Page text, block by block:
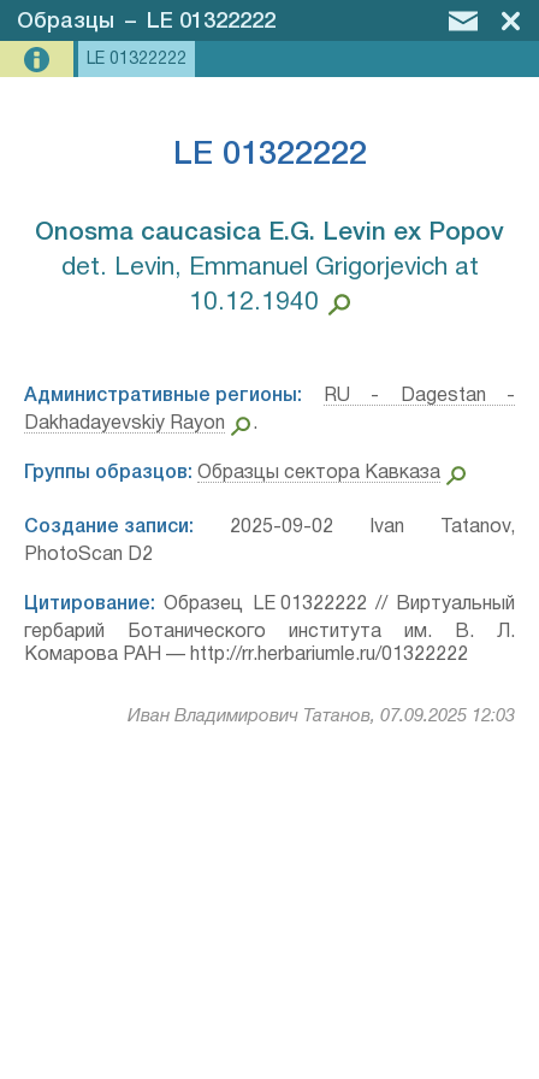
Образцы – LE 01322222
LE 01322222
LE 01322222
Onosma caucasica E.G. Levin ex Popov⁣
det. Levin, Emmanuel Grigorjevich at
10.12.1940
Административные регионы:
RU - Dagestan -
Dakhadayevskiy Rayon
.
Группы образцов: Образцы сектора Кавказа
Создание записи: 2025-09-02 Ivan Tatanov,
PhotoScan D2
Цитирование: Образец LE 01322222 // Виртуальный
гербарий Ботанического института им. В. Л.
Комарова РАН — http://rr.herbariumle.ru/01322222
Иван Владимирович Татанов, 07.09.2025 12:03